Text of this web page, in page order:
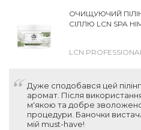
ОЧИЩУЮЧИЙ
СІЛЛЮ LCN SPA
LCN PROFESSIONAL
Дуже сподобався цей
аромат. Після
м'якою та добре
процедури. Баночки
мій must-have!